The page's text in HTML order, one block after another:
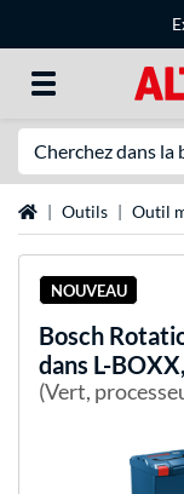
Page d'accueil
Outils Outil
NOUVEAU
Bosch
dans L-
(Vert,